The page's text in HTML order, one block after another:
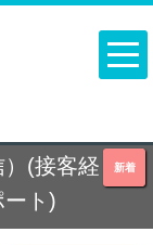
新着
(接客経
ト)